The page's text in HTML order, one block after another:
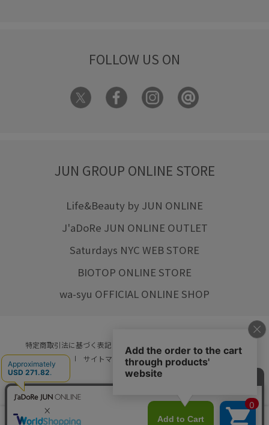
FOLLOW US ON
JUN GROUP ONLINE STORE
Life&Beauty by JUN ONLINE
J'aDoRe JUN ONLINE OUTLET
Saturdays NYC WEB STORE
BIOTOP ONLINE STORE
wa-syu OFFICIAL ONLINE SHOP
特定商取引法に基づく表記 プライバシーポリシー
ご利用規約
サイトマップ リクルート ご利用ガイド
© JUN CO.,LTD. ALL RIGHTS RESERVED.
店舗在庫